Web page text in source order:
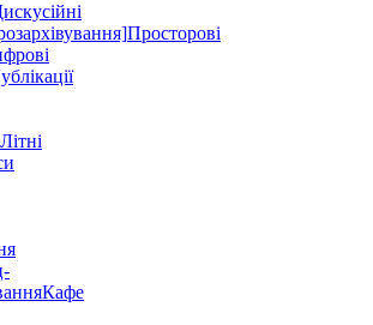
Просторові
Літні
Кафе